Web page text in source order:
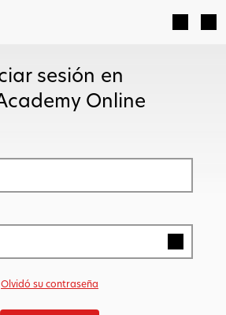
sesión en
Online
Olvidó su contraseña